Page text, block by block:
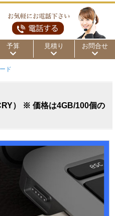
予算
～500円 ～1,000円
～20,000円 ～30,000円
50,001円～
見積り お問合せ
ド
） ※ 価格は4GB/100個の